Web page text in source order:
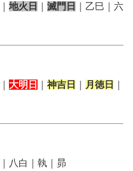
地火日 滅門日
｜乙巳｜六
大明日 神吉日 月徳日
｜八白｜執｜昴